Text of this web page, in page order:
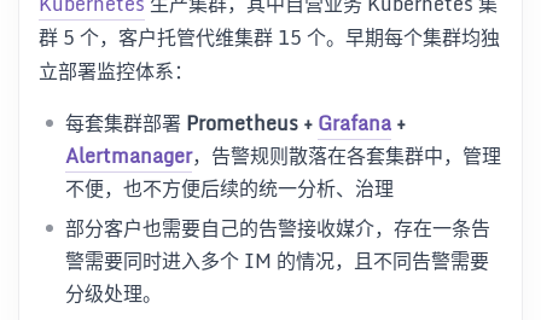
群 5 个，客户托管代维集群 15 个。早期每个集群均独
立部署监控体系：
每套集群部署Prometheus +Grafana+
Alertmanager，告警规则散落在各套集群中，管理
不便，也不方便后续的统一分析、治理
部分客户也需要自己的告警接收媒介，存在一条告
警需要同时进入多个 IM 的情况，且不同告警需要
分级处理。